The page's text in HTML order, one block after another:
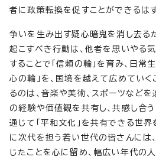
者に政策転換を促すことができるは
争いを生み出す疑心暗鬼を消し去る
起こすべき行動は、他者を思いやる
することで「信頼の輪」を育み、日常
心の輪」を、国境を越えて広めていく
るのは、音楽や美術、スポーツなど
の経験や価値観を共有し、共感し合う
通じて「平和文化」を共有できる世界
に次代を担う若い世代の皆さんには
じたことを心に留め、幅広い年代の人